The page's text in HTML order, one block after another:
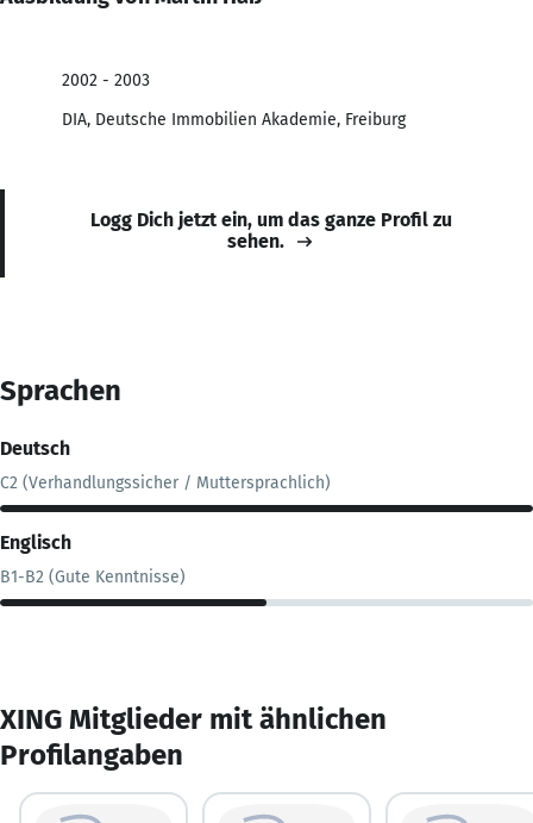
2002 - 2003
DIA, Deutsche Immobilien Akademie, Freiburg
Logg Dich jetzt ein, um das ganze Profil zu
sehen.
Sprachen
Deutsch
C2 (Verhandlungssicher / Muttersprachlich)
Englisch
B1-B2 (Gute Kenntnisse)
XING Mitglieder mit ähnlichen
Profilangaben